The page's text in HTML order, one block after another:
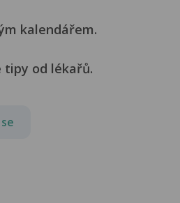
kalendářem.
od lékařů.